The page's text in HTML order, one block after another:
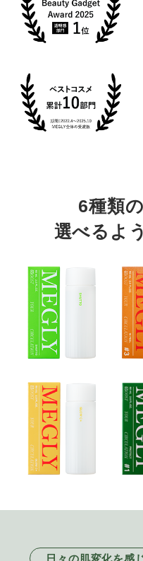
6種類
選べるよ
日々の肌変化を感